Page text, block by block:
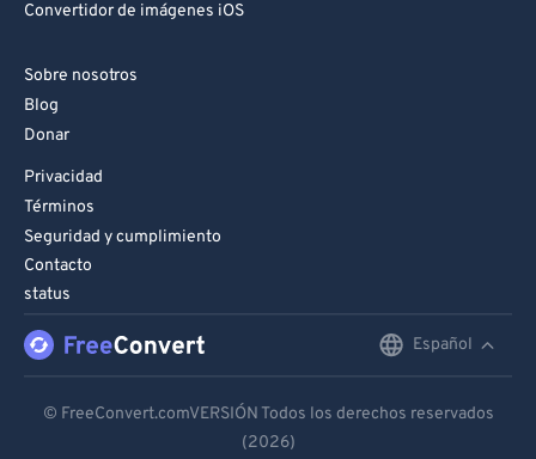
Convertidor de imágenes iOS
Sobre nosotros
Blog
Donar
Privacidad
Términos
Seguridad y cumplimiento
Contacto
status
Español
Español
© FreeConvert.comVERSIÓN Todos los derechos reservados
(2026)